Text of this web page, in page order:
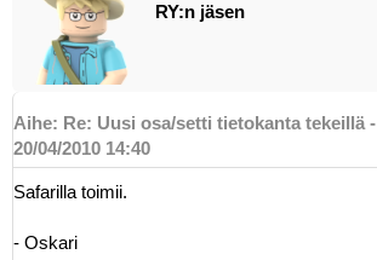
RY:n jäsen
Aihe: Re: Uusi osa/setti tietokanta tekeillä -
20/04/2010 14:40
Safarilla toimii.
- Oskari